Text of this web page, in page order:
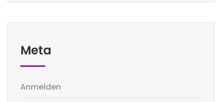
Meta
Anmelden